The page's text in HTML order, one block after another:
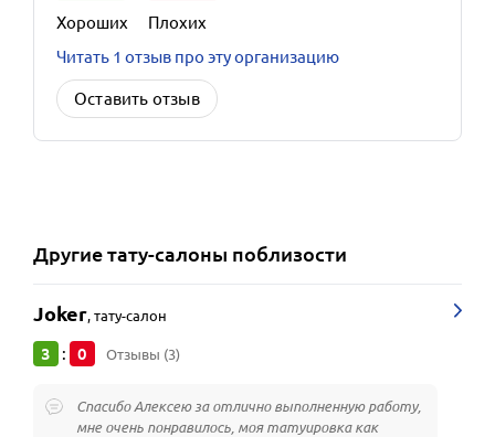
Хороших
Плохих
Читать 1 отзыв про эту организацию
Оставить отзыв
Другиетату-салоны поблизости
Joker,тату-салон
3 : 0 Отзывы (3)
Спасибо Алексею за отлично выполненную работу,
мне очень понравилось, моя татуировка как